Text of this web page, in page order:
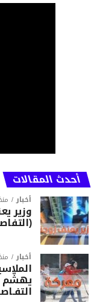
أحدث المقالات
أخبار
وزير
أخبار
يهشّم